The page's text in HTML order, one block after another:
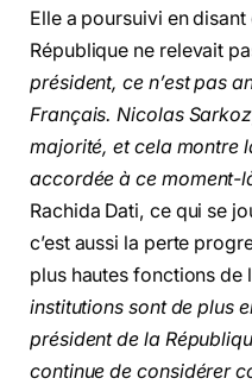
Elle a poursuivi en disant
République ne relevait
président, ce n’est pas
Français. Nicolas
majorité, et cela montre
accordée à ce moment-
Rachida Dati, ce qui se
c’est aussi la perte
plus hautes fonctions de
institutions sont de plus
président de la
continue de considérer